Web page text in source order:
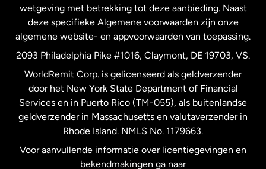
Verenigd Koninkrijk
Verenigde Staten English
Verenigde Staten Español
Zweden
wetgeving met betrekking tot deze aanbieding. Naast
deze specifieke Algemene voorwaarden zijn onze
algemene website- en appvoorwaarden van toepassing.
2093 Philadelphia Pike #1016, Claymont, DE 19703, VS.
WorldRemit Corp. is gelicenseerd als geldverzender
door het New York State Department of Financial
Services en in Puerto Rico (TM-055), als buitenlandse
geldverzender in Massachusetts en valutaverzender in
Rhode Island. NMLS No. 1179663.
Voor aanvullende informatie over licentiegevingen en
bekendmakingen ga naar